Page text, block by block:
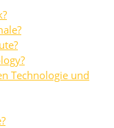
Technologie und